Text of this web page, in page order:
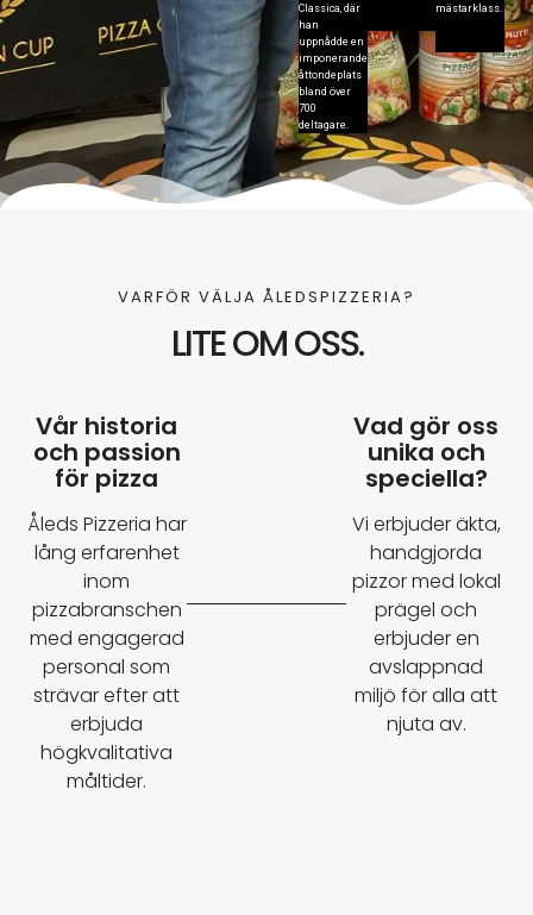
Classica, där
han
uppnådde en
imponerande
åttondeplats
bland över
700
deltagare.
mästarklass.
VARFÖR VÄLJA ÅLEDSPIZZERIA?
LITE OM OSS.
Vår historia
och passion
för pizza​
Åleds Pizzeria har
lång erfarenhet
inom
pizzabranschen
med engagerad
personal som
strävar efter att
erbjuda
högkvalitativa
måltider.
Vad gör oss
unika och
speciella?
Vi erbjuder äkta,
handgjorda
pizzor med lokal
prägel och
erbjuder en
avslappnad
miljö för alla att
njuta av.